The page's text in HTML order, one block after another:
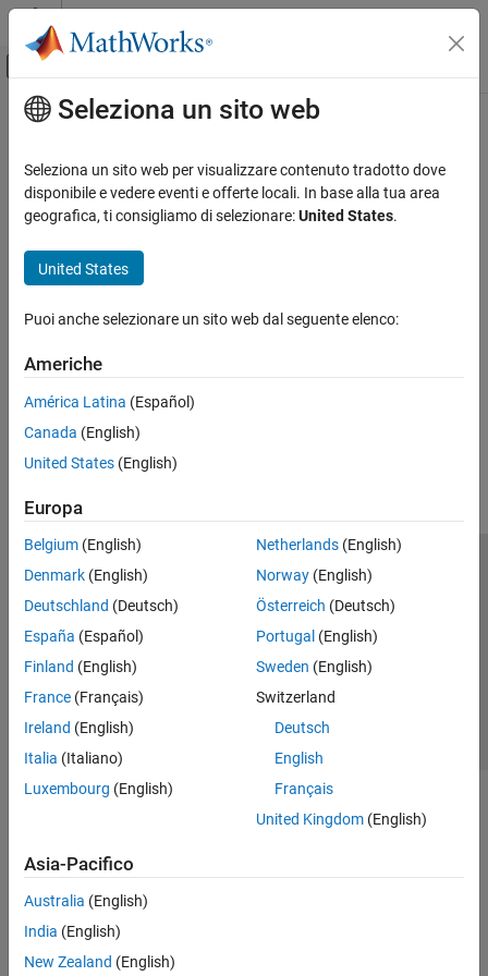
Vai al contenuto
Attiva/disattiva menu di navigazione
Pagina iniziale della documentazione
Contenuto principale
Seleziona un sito web
Seleziona un sito web per visualizzare contenuto tradotto dove
disponibile e vedere eventi e offerte locali. In base alla tua area
geografica, ti consigliamo di selezionare:United States.
United States
Puoi anche selezionare un sito web dal seguente elenco:
Americhe
América Latina (Español)
Canada (English)
United States (English)
Europa
Belgium (English)
Denmark (English)
Deutschland (Deutsch)
España (Español)
Finland (English)
France (Français)
Ireland (English)
Italia (Italiano)
Luxembourg (English)
Netherlands(English)
Norway(English)
Österreich (Deutsch)
Portugal (English)
Sweden (English)
Switzerland
Deutsch
English
Français
United Kingdom(English)
Asia-Pacifico
Australia (English)
India (English)
New Zealand (English)
Centro di fiducia
Informativa sulla privacy
Antipirateria
Stato dell'applicazione
Contatti
© 1994-2026 The MathWorks, Inc.